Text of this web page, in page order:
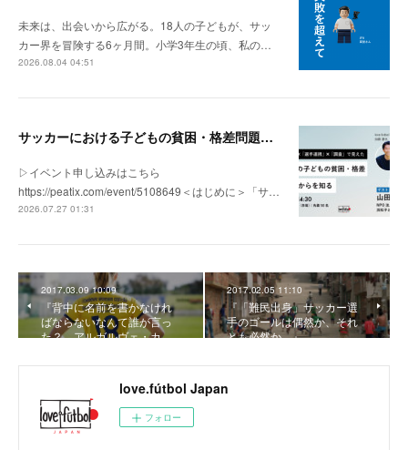
未来は、出会いから広がる。18人の子どもが、サッ
カー界を冒険する6ヶ月間。小学3年生の頃、私の…
2026.08.04 04:51
サッカーにおける子どもの貧困・格差問題の現状 | 「社会とサッカー」vol.1
▷イベント申し込みはこちら
https://peatix.com/event/5108649＜はじめに＞「サ…
2026.07.27 01:31
2017.03.09 10:09
『背中に名前を書かなけれ
ばならないなんて誰が言っ
た？ アルガルヴェ・カ…
2017.02.05 11:10
『「難民出身」サッカー選
手のゴールは偶然か、それ
とも必然か。』
love.fútbol Japan
フォロー